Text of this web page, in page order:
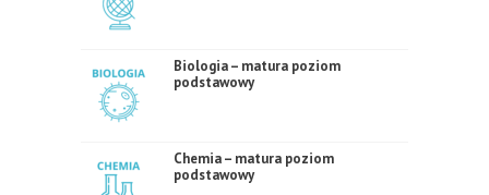
Biologia – matura poziom
podstawowy
Chemia – matura poziom
podstawowy